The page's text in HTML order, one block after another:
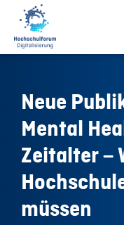
Neue
Mental
Zeitalter –
müssen